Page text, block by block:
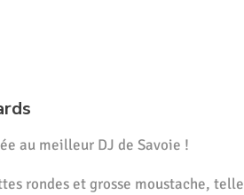
au meilleur DJ de Savoie !
rondes et grosse moustache, telle